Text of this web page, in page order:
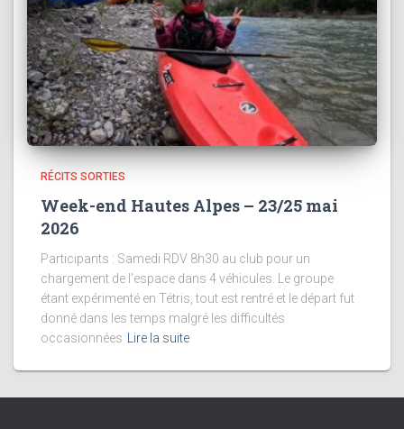
RÉCITS SORTIES
Week-end Hautes Alpes – 23/25 mai
2026
Participants : Samedi RDV 8h30 au club pour un
chargement de l’espace dans 4 véhicules. Le groupe
étant expérimenté en Tétris, tout est rentré et le départ fut
donné dans les temps malgré les difficultés
occasionnées
Lire la suite